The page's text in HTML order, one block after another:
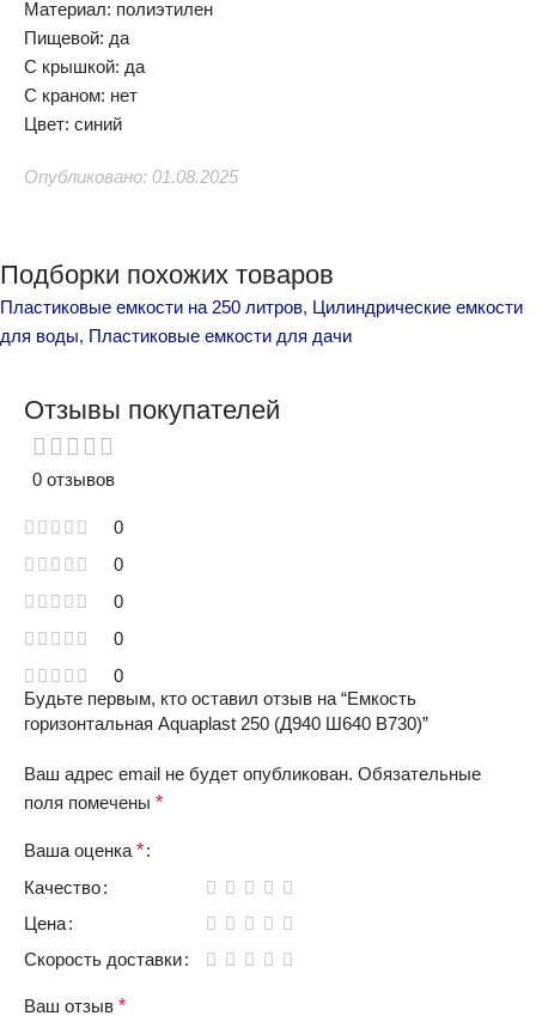
Материал: полиэтилен
Пищевой: да
С крышкой: да
С краном: нет
Цвет: синий
Опубликовано: 01.08.2025
Подборки похожих товаров
Пластиковые емкости на 250 литров, Цилиндрические емкости
для воды, Пластиковые емкости для дачи
Отзывы покупателей
0 отзывов
0
0
0
0
0
Будьте первым, кто оставил отзыв на “Емкость
горизонтальная Aquaplast 250 (Д940 Ш640 В730)”
Ваш адрес email не будет опубликован. Обязательные
поля помечены *
Ваша оценка *
Качество
Цена
Скорость доставки
Ваш отзыв *